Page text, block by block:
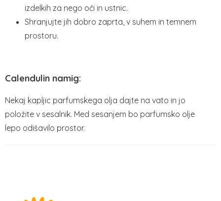
izdelkih za nego oči in ustnic.
Shranjujte jih dobro zaprta, v suhem in temnem
prostoru.
Calendulin namig:
Nekaj kapljic parfumskega olja dajte na vato in jo
položite v sesalnik. Med sesanjem bo parfumsko olje
lepo odišavilo prostor.